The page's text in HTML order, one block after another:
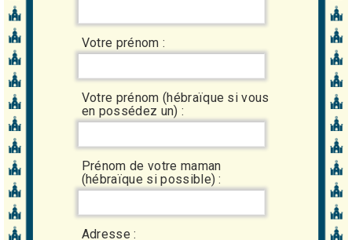
Votre prénom :
Votre prénom (hébraïque si vous
en possédez un) :
Prénom de votre maman
(hébraïque si possible) :
Adresse :